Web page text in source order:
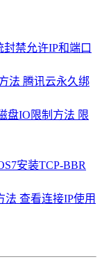
封禁允许IP和端口
法 腾讯云永久绑
盘IO限制方法 限
安装TCP-BBR
法 查看连接IP使用